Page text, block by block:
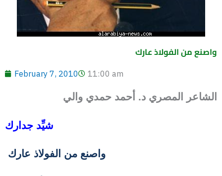
واصنع من الفولاذ عارك
February 7, 2010 11:00 am
الشاعر المصري د. أحمد حمدي والي
شيِّد جدارك
واصنع من الفولاذ عارك